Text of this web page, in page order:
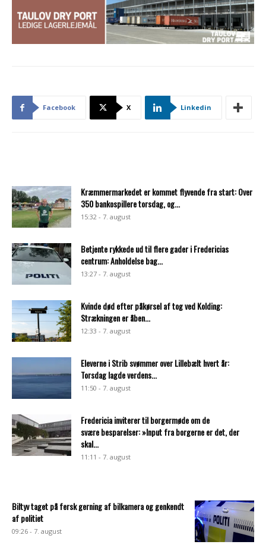
Facebook X Linkedin
Kræmmermarkedet er kommet flyvende fra start: Over
350 bankospillere torsdag, og...
15:32 - 7. august
Betjente rykkede ud til flere gader i Fredericias
centrum: Anholdelse bag...
13:27 - 7. august
Kvinde død efter påkørsel af tog ved Kolding:
Strækningen er åben...
12:33 - 7. august
Eleverne i Strib svømmer over Lillebælt hvert år:
Torsdag lagde verdens...
11:50 - 7. august
Fredericia inviterer til borgermøde om de
svære besparelser: »Input fra borgerne er det, der
skal...
11:11 - 7. august
Biltyv taget på fersk gerning af bilkamera og genkendt
af politiet
09:26 - 7. august